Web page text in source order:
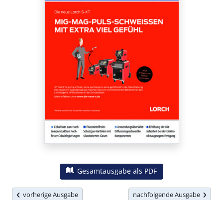
Gesamtausgabe als PDF
vorherige Ausgabe nachfolgende Ausgabe